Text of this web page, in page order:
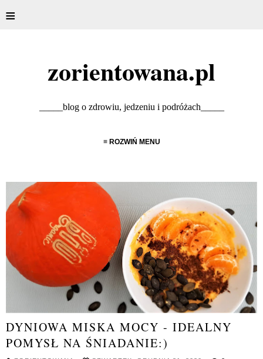
≡
zorientowana.pl
_____blog o zdrowiu, jedzeniu i podróżach_____
≡ ROZWIŃ MENU
DYNIOWA MISKA MOCY - IDEALNY
POMYSŁ NA ŚNIADANIE:)